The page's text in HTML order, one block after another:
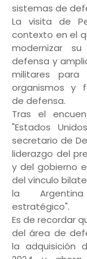
sistemas de
La visita de
contexto en el
modernizar
defensa y
militares para
organismos y
de defensa.
Tras el
"Estados
secretario de
liderazgo del
y del gobierno
del vínculo
la
estratégico".
Es de recordar
del área de
la adquisición